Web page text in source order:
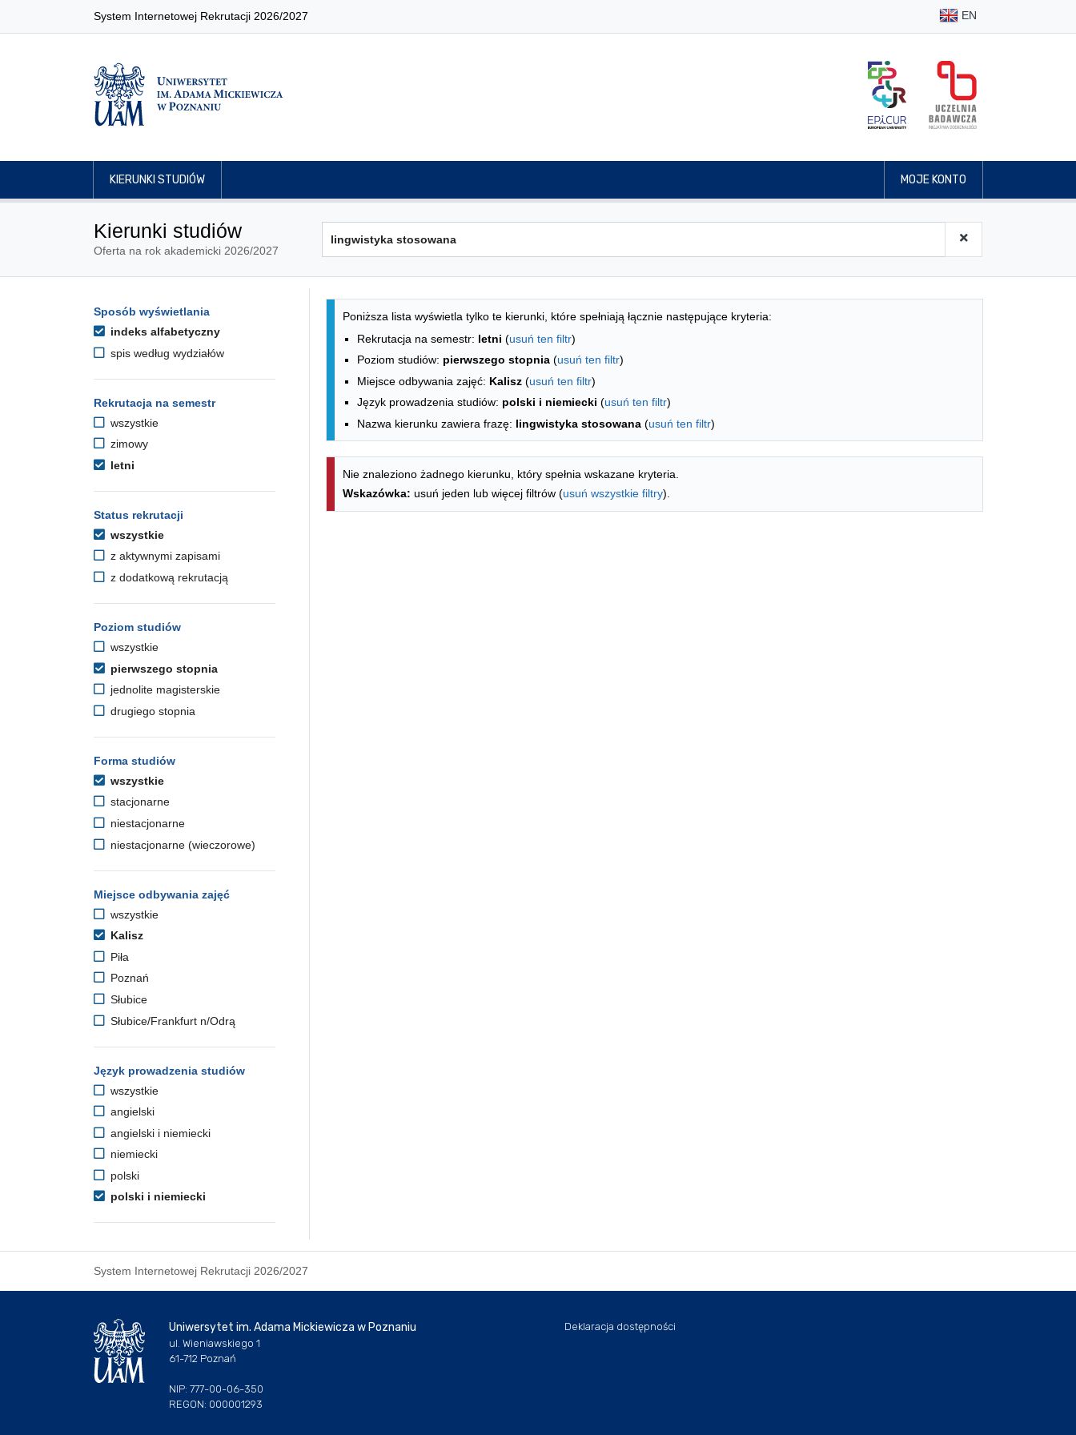
System Internetowej Rekrutacji 2026/2027 EN
KIERUNKI STUDIÓW MOJE KONTO
Kierunki studiów
Oferta na rok akademicki 2026/2027
Opcje filtrowania kierunków studiów
Przejdź do listy kierunków
Sposób wyświetlania
indeks alfabetyczny
spis według wydziałów
Rekrutacja na semestr
wszystkie
zimowy
letni
Status rekrutacji
wszystkie
z aktywnymi zapisami
z dodatkową rekrutacją
Poziom studiów
wszystkie
pierwszego stopnia
jednolite magisterskie
drugiego stopnia
Forma studiów
wszystkie
stacjonarne
niestacjonarne
niestacjonarne (wieczorowe)
Miejsce odbywania zajęć
wszystkie
Kalisz
Piła
Poznań
Słubice
Słubice/Frankfurt n/Odrą
Język prowadzenia studiów
wszystkie
angielski
angielski i niemiecki
niemiecki
polski
polski i niemiecki
Lista kierunków - indeks alfabetyczny
Poniższa lista wyświetla tylko te kierunki, które spełniają łącznie następujące kryteria:
Rekrutacja na semestr: letni (usuń ten filtr)
Poziom studiów: pierwszego stopnia (usuń ten filtr)
Miejsce odbywania zajęć: Kalisz (usuń ten filtr)
Język prowadzenia studiów: polski i niemiecki (usuń ten filtr)
Nazwa kierunku zawiera frazę: lingwistyka stosowana (usuń ten filtr)
Nie znaleziono żadnego kierunku, który spełnia wskazane kryteria.
Wskazówka: usuń jeden lub więcej filtrów (usuń wszystkie filtry).
System Internetowej Rekrutacji 2026/2027
Uniwersytet im. Adama Mickiewicza w Poznaniu
ul. Wieniawskiego 1
61-712 Poznań
NIP: 777-00-06-350
REGON: 000001293
Deklaracja dostępności